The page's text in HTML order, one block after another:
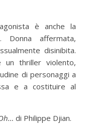
è anche la
Donna affermata,
disinibita.
un thriller violento,
di personaggi a
e a costituire al
di Philippe Djian.